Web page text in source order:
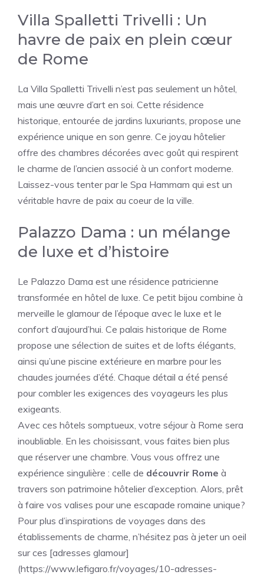
Villa Spalletti Trivelli : Un
havre de paix en plein cœur
de Rome
La Villa Spalletti Trivelli n’est pas seulement un hôtel,
mais une œuvre d’art en soi. Cette résidence
historique, entourée de jardins luxuriants, propose une
expérience unique en son genre. Ce joyau hôtelier
offre des chambres décorées avec goût qui respirent
le charme de l’ancien associé à un confort moderne.
Laissez-vous tenter par le Spa Hammam qui est un
véritable havre de paix au coeur de la ville.
Palazzo Dama : un mélange
de luxe et d’histoire
Le Palazzo Dama est une résidence patricienne
transformée en hôtel de luxe. Ce petit bijou combine à
merveille le glamour de l’époque avec le luxe et le
confort d’aujourd’hui. Ce palais historique de Rome
propose une sélection de suites et de lofts élégants,
ainsi qu’une piscine extérieure en marbre pour les
chaudes journées d’été. Chaque détail a été pensé
pour combler les exigences des voyageurs les plus
exigeants.
Avec ces hôtels somptueux, votre séjour à Rome sera
inoubliable. En les choisissant, vous faites bien plus
que réserver une chambre. Vous vous offrez une
expérience singulière : celle de découvrir Rome à
travers son patrimoine hôtelier d’exception. Alors, prêt
à faire vos valises pour une escapade romaine unique?
Pour plus d’inspirations de voyages dans des
établissements de charme, n’hésitez pas à jeter un oeil
sur ces [adresses glamour]
(https://www.lefigaro.fr/voyages/10-adresses-